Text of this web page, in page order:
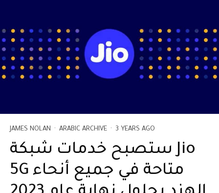
JAMES NOLAN · ARABIC ARCHIVE · 3 YEARS AGO
ستصبح خدمات شبكة Jio
5G متاحة في جميع أنحاء